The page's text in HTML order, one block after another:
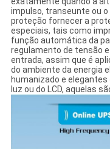
impulso, transeunte ou
proteção fornecer a
especiais, tais como
função automática da
regulamento de tensão
entrada, assim que é
do ambiente da energia
humanizado e
luz ou do LCD, aquelas